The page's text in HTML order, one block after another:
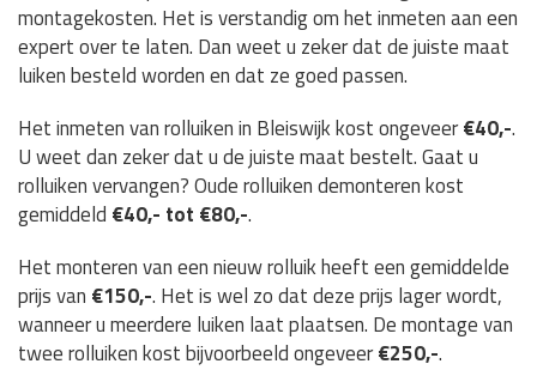
montagekosten. Het is verstandig om het inmeten aan een
expert over te laten. Dan weet u zeker dat de juiste maat
luiken besteld worden en dat ze goed passen.
Het inmeten van rolluiken in Bleiswijk kost ongeveer€40,-.
U weet dan zeker dat u de juiste maat bestelt. Gaat u
rolluiken vervangen? Oude rolluiken demonteren kost
gemiddeld €40,- tot €80,-.
Het monteren van een nieuw rolluik heeft een gemiddelde
prijs van €150,-. Het is wel zo dat deze prijs lager wordt,
wanneer u meerdere luiken laat plaatsen. De montage van
twee rolluiken kost bijvoorbeeld ongeveer€250,-.